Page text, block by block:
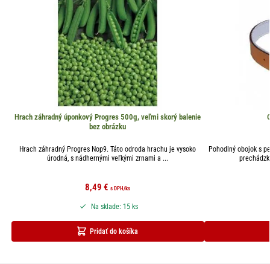
Hrach záhradný úponkový Progres 500g, veľmi skorý balenie
bez obrázku
Hrach záhradný Progres Nop9. Táto odroda hrachu je vysoko
úrodná, s nádhernými veľkými zrnami a ...
8,49€ s DPH/ks
Pridať do košíka
Na sklade: 15 ks
Pohodlný obojok s